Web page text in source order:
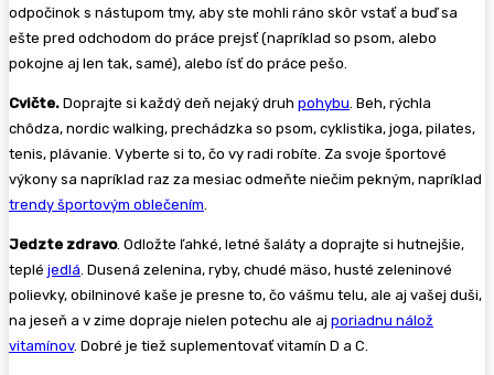
odpočinok s nástupom tmy, aby ste mohli ráno skôr vstať a buď sa
ešte pred odchodom do práce prejsť (napríklad so psom, alebo
pokojne aj len tak, samé), alebo ísť do práce pešo.
Cvičte. Doprajte si každý deň nejaký druh pohybu . Beh, rýchla
chôdza, nordic walking, prechádzka so psom, cyklistika, joga, pilates,
tenis, plávanie. Vyberte si to, čo vy radi robíte. Za svoje športové
výkony sa napríklad raz za mesiac odmeňte niečim pekným, napríklad
trendy športovým oblečením
Jedzte zdravo. Odložte ľahké, letné šaláty a doprajte si hutnejšie,
teplé jedlá . Dusená zelenina, ryby, chudé mäso, husté zeleninové
polievky, obilninové kaše je presne to, čo vášmu telu, ale aj vašej duši,
na jeseň a v zime dopraje nielen potechu ale aj poriadnu nálož
vitamínov. Dobré je tiež suplementovať vitamín D a C.